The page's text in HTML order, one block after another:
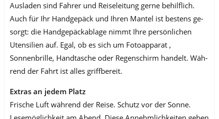
Ausladen sind Fahrer und Reiselei­tung gerne behilflich.
Auch für Ihr Handgepäck und Ihren Mantel ist bestens ge­
sorgt: die Handgepäckablage nimmt Ihre persönlichen
Utensilien auf. Egal, ob es sich um Fotoapparat ,
Sonnenbrille, Handtasche oder Regenschirm handelt. Wäh­
rend der Fahrt ist alles griffbereit.
Extras an jedem Platz
Frische Luft während der Reise. Schutz vor der Sonne.